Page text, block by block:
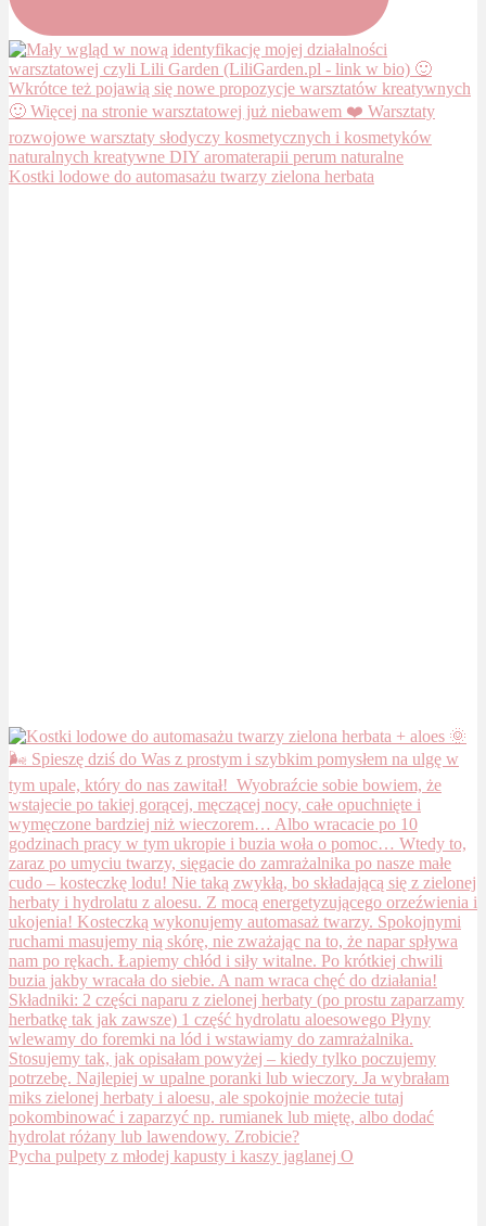
Kostki lodowe do automasażu twarzy zielona herbata
Pycha pulpety z młodej kapusty i kaszy jaglanej O